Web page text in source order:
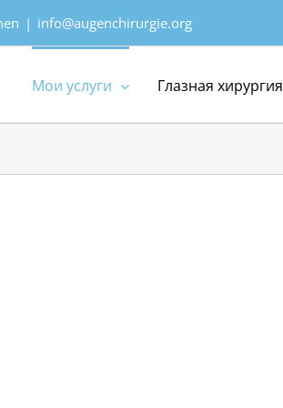
| info@augenchirurgie.org
Мои услуги Глазная хирургия